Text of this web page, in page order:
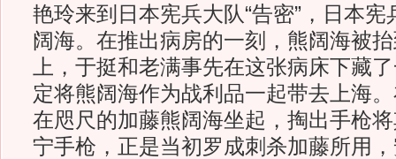
艳玲来到日本宪兵大队“告密”，日本
阔海。在推出病房的一刻，熊阔海被
上，于挺和老满事先在这张病床下藏
定将熊阔海作为战利品一起带去上海
在咫尺的加藤熊阔海坐起，掏出手枪
宁手枪，正是当初罗成刺杀加藤所用